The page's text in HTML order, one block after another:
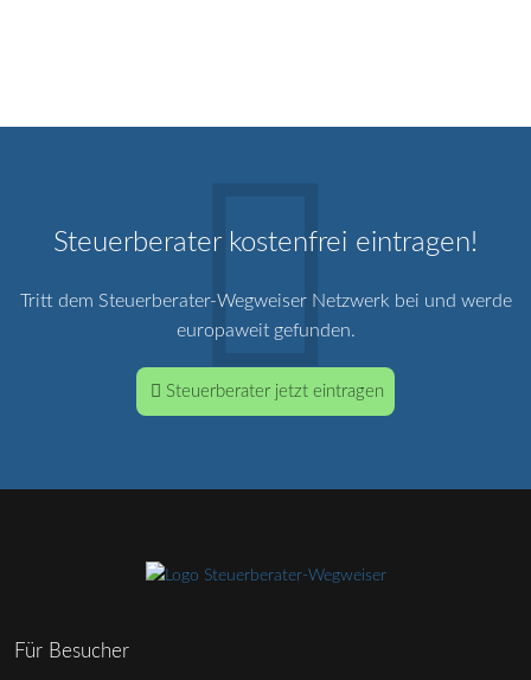
Steuerberater kostenfrei eintragen!
Tritt dem Steuerberater-Wegweiser Netzwerk bei und werde
europaweit gefunden.
Steuerberater jetzt eintragen
Für Besucher